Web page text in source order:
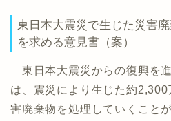
東日本大震災で生じた災害
を求める意見書（案）
東日本大震災からの復興を
は、震災により生じた約
害廃棄物を処理していくこと